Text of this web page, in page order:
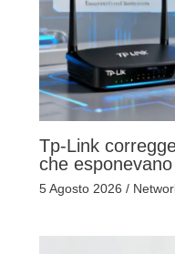
Tp-Link
che
5 Agosto 2026 /